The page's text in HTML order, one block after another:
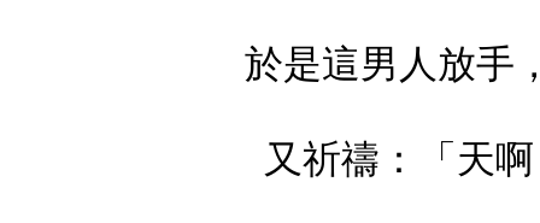
於是這男人放手
又祈禱：「天